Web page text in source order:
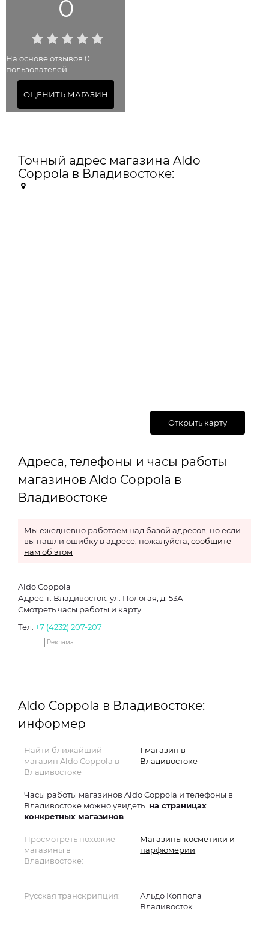
0
На основе отзывов 0
пользователей.
ОЦЕНИТЬ МАГАЗИН
Точный адрес магазина Aldo
Coppola в Владивостоке:
Открыть карту
Адреса, телефоны и часы работы
магазинов Aldo Coppola в
Владивостоке
Мы ежедневно работаем над базой адресов, но если
вы нашли ошибку в адресе, пожалуйста, сообщите
нам об этом
Aldo Coppola
Адрес: г. Владивосток, ул. Пологая, д. 53А
Смотреть часы работы и карту
Тел. +7 (4232) 207-207
Реклама
Aldo Coppola в Владивостоке:
информер
Найти ближайший
магазин Aldo Coppola в
Владивостоке
1 магазин в
Владивостоке
Часы работы магазинов Aldo Coppola и телефоны в
Владивостоке можно увидеть на страницах
конкретных магазинов
Просмотреть похожие
магазины в
Владивостоке:
Магазины косметики и
парфюмерии
Русская транскрипция:
Альдо Коппола
Владивосток